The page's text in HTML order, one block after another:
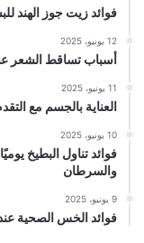
فوائد زيت جوز الهند
12 يونيو، 2025
أسباب تساقط الشعر
11 يونيو، 2025
العناية بالجسم مع
10 يونيو، 2025
فوائد تناول البطيخ
والسرطان
9 يونيو، 2025
فوائد الخس الصحية عند